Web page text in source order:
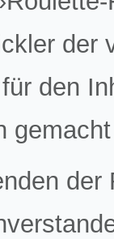
der
den